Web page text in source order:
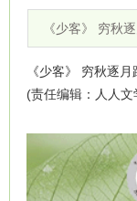
《少客》 穷秋
《少客》 穷秋逐
(责任编辑：人人文